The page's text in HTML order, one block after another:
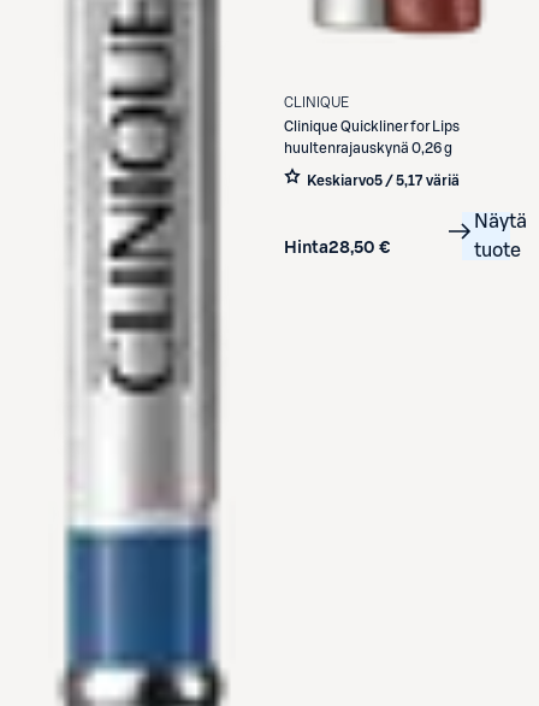
CLINIQUE
CliniqueQuickliner for Lips
huultenrajauskynä 0,26 g
Keskiarvo5 / 5,17 väriä
Hinta28,50 €
Näytä
tuote